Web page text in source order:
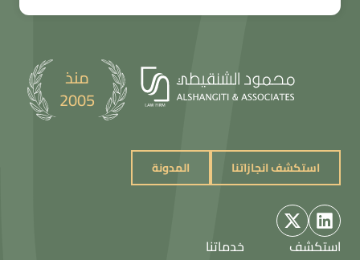
منذ
2005
استكشف انجازاتنا
استكشف انجازاتنا
المدونة
استكشف
خدماتنا